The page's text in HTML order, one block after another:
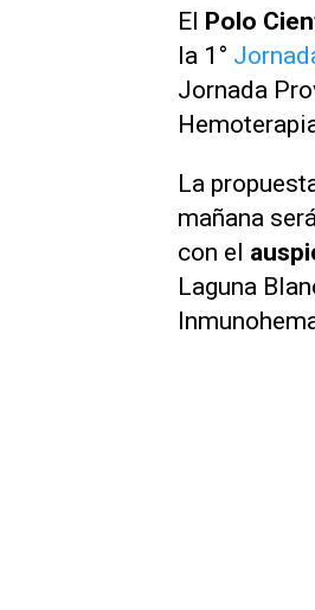
El Polo
la 1°
Jornada
La
mañana
con el
Laguna